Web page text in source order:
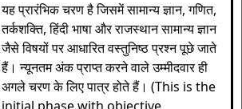
यह प्रारंभिक चरण है जिसमें सामान्य ज्ञान, गणित,
तर्कशक्ति, हिंदी भाषा और राजस्थान सामान्य ज्ञान
जैसे विषयों पर आधारित वस्तुनिष्ठ प्रश्न पूछे जाते
हैं। न्यूनतम अंक प्राप्त करने वाले उम्मीदवार ही
अगले चरण के लिए पात्र होते हैं। (This is the